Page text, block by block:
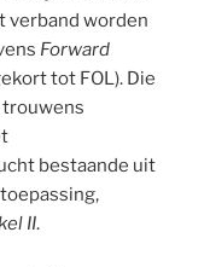
verband worden
Forward
tot FOL). Die
bestaande uit
II.